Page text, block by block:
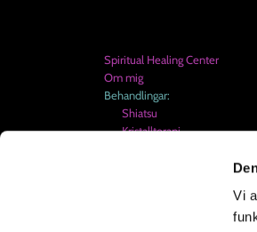
Vi
Spiritual Healing Center
Om mig
Behandlingar:
Shiatsu
Kristallterapi
Kurser: Kalendarium & priser